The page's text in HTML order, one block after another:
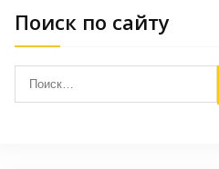
Поиск по сайту